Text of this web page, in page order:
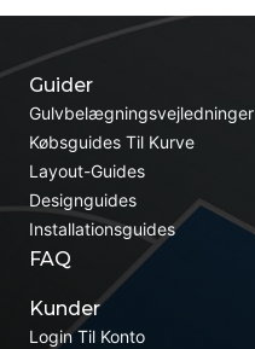
Guider
Gulvbelægningsvejledninger
Købsguides Til Kurve
Layout-Guides
Designguides
Installationsguides
FAQ
Kunder
Login Til Konto